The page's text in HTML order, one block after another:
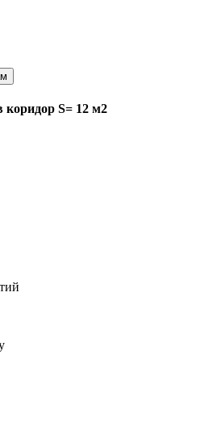
S= 12 м2